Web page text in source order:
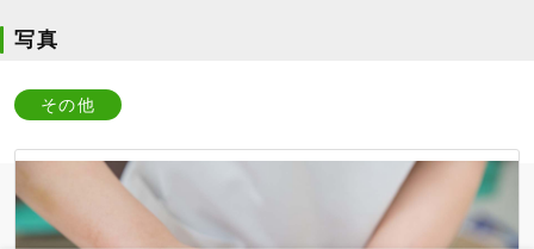
写真
その他